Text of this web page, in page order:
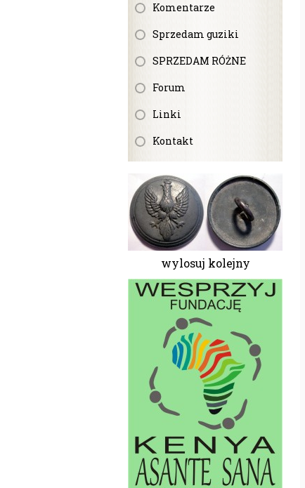
Komentarze
Sprzedam guziki
SPRZEDAM RÓŻNE
Forum
Linki
Kontakt
wylosuj kolejny